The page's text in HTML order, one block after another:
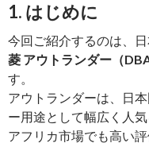
ま
た
1. はじめに
今回ご紹介するのは、
菱 アウトランダー（
す。
アウトランダーは、日
ー用途として幅広く人
アフリカ市場でも高い評